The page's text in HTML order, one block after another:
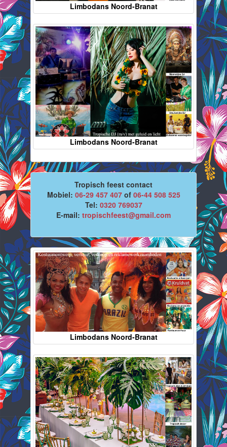
Limbodans Noord-Branat
Limbodans Noord-Branat
Tropisch feest contact
Mobiel: 06-29 457 407of 06-44 508 525
Tel: 0320 769037
E-mail: tropischfeest@gmail.com
Limbodans Noord-Branat